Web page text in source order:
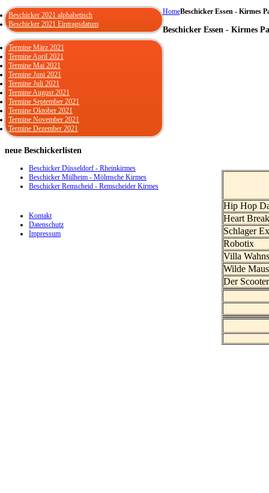
HomeBeschicker Essen - Kirmes
Beschicker Essen - Kirmes
Hip Hop
Heart
Schlager
Robotix
Villa
Wilde Maus
Der
Beschicker 2021 alphabetisch
Beschicker 2021 Eintragsdatum
Termine März 2021
Termine April 2021
Termine Mai 2021
Termine Juni 2021
Termine Juli 2021
Termine August 2021
Termine September 2021
Termine Oktober 2021
Termine November 2021
Termine Dezember 2021
neue Beschickerlisten
Beschicker Düsseldorf - Rheinkirmes
Beschicker Mülheim - Mölmsche Kirmes
Beschicker Remscheid - Remscheider Kirmes
Kontakt
Datenschutz
Impressum